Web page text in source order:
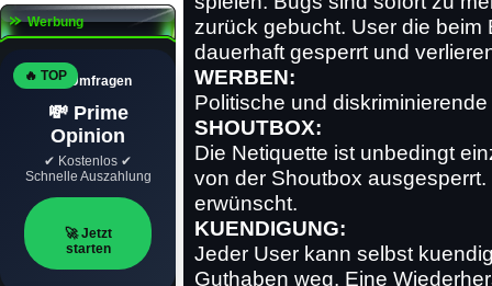
Werbung
🔥 TOP
Top Umfragen
💸 Prime
Opinion
✔ Kostenlos ✔
Schnelle Auszahlung
🚀 Jetzt
starten
zurück gebucht. User die
dauerhaft gesperrt und
WERBEN:
Politische und
SHOUTBOX:
Die Netiquette ist unbedingt
von der Shoutbox
erwünscht.
KUENDIGUNG:
Jeder User kann selbst
Guthaben weg. Eine